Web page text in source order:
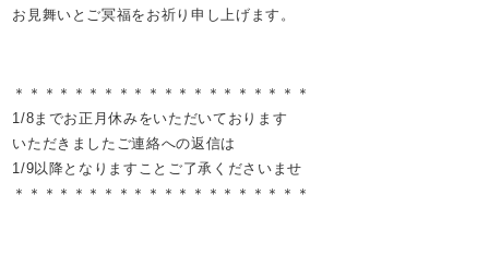
お見舞いとご冥福をお祈り申し上げます。
＊＊＊＊＊＊＊＊＊＊＊＊＊＊＊＊＊＊＊＊
1/8までお正月休みをいただいております
いただきましたご連絡への返信は
1/9以降となりますことご了承くださいませ
＊＊＊＊＊＊＊＊＊＊＊＊＊＊＊＊＊＊＊＊